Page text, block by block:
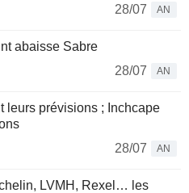
28/07
AN
abaisse Sabre
28/07
AN
leurs prévisions ; Inchcape
28/07
AN
LVMH, Rexel… les